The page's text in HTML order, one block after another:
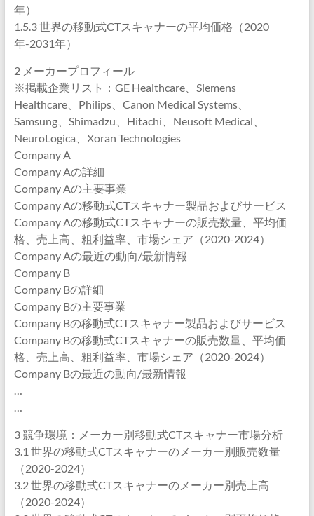
年）
1.5.3 世界の移動式CTスキャナーの平均価格（2020
年-2031年）
2 メーカープロフィール
※掲載企業リスト：GE Healthcare、Siemens
Healthcare、Philips、Canon Medical Systems、
Samsung、Shimadzu、Hitachi、Neusoft Medical、
NeuroLogica、Xoran Technologies
Company A
Company Aの詳細
Company Aの主要事業
Company Aの移動式CTスキャナー製品およびサービス
Company Aの移動式CTスキャナーの販売数量、平均価
格、売上高、粗利益率、市場シェア（2020-2024）
Company Aの最近の動向/最新情報
Company B
Company Bの詳細
Company Bの主要事業
Company Bの移動式CTスキャナー製品およびサービス
Company Bの移動式CTスキャナーの販売数量、平均価
格、売上高、粗利益率、市場シェア（2020-2024）
Company Bの最近の動向/最新情報
…
…
3 競争環境：メーカー別移動式CTスキャナー市場分析
3.1 世界の移動式CTスキャナーのメーカー別販売数量
（2020-2024）
3.2 世界の移動式CTスキャナーのメーカー別売上高
（2020-2024）